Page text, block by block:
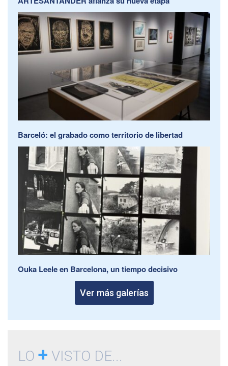
Barceló: el grabado como territorio de libertad
Ouka Leele en Barcelona, un tiempo decisivo
Ver más galerías
LO + VISTO DE...